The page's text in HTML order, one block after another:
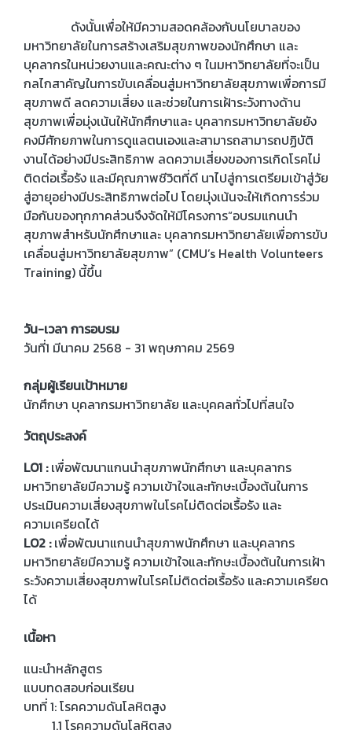
ดังนั้นเพื่อให้มีความสอดคล้องกับนโยบาลของ
มหาวิทยาลัยในการสร้างเสริมสุขภาพของนักศึกษา และ
บุคลากรในหน่วยงานและคณะต่าง ๆ ในมหาวิทยาลัยที่จะเป็น
กลไกสาคัญในการขับเคลื่อนสู่มหาวิทยาลัยสุขภาพเพื่อการมี
สุขภาพดี ลดความเสี่ยง และช่วยในการเฝ้าระวังทางด้าน
สุขภาพเพื่อมุ่งเน้นให้นักศึกษาและ บุคลากรมหาวิทยาลัยยัง
คงมีศักยภาพในการดูแลตนเองและสามารถสามารถปฏิบัติ
งานได้อย่างมีประสิทธิภาพ ลดความเสี่ยงของการเกิดโรคไม่
ติดต่อเรื้อรัง และมีคุณภาพชีวิตที่ดี นาไปสู่การเตรียมเข้าสู่วัย
สู่อายุอย่างมีประสิทธิภาพต่อไป โดยมุ่งเน้นจะให้เกิดการร่วม
มือกันของทุกภาคส่วนจึงจัดให้มีโครงการ“อบรมแกนนำ
สุขภาพสำหรับนักศึกษาและ บุคลากรมหาวิทยาลัยเพื่อการขับ
เคลื่อนสู่มหาวิทยาลัยสุขภาพ” (CMU’s Health Volunteers
Training) นี้ขึ้น
วัน-เวลา การอบรม
วันที่1 มีนาคม 2568 - 31 พฤษภาคม 2569
กลุ่มผู้เรียนเป้าหมาย
นักศึกษา บุคลากรมหาวิทยาลัย และบุคคลทั่วไปที่สนใจ
วัตถุประสงค์
LO1 :เพื่อพัฒนาแกนนำสุขภาพนักศึกษา และบุคลากร
มหาวิทยาลัยมีความรู้ ความเข้าใจและทักษะเบื้องต้นในการ
ประเมินความเสี่ยงสุขภาพในโรคไม่ติดต่อเรื้อรัง และ
ความเครียดได้
LO2 :เพื่อพัฒนาแกนนำสุขภาพนักศึกษา และบุคลากร
มหาวิทยาลัยมีความรู้ ความเข้าใจและทักษะเบื้องต้นในการเฝ้า
ระวังความเสี่ยงสุขภาพในโรคไม่ติดต่อเรื้อรัง และความเครียด
ได้
เนื้อหา
แนะนำหลักสูตร
แบบทดสอบก่อนเรียน
บทที่ 1: โรคความดันโลหิตสูง
1.1 โรคความดันโลหิตสูง